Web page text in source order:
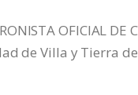
OFICIAL
de Villa y Tierra